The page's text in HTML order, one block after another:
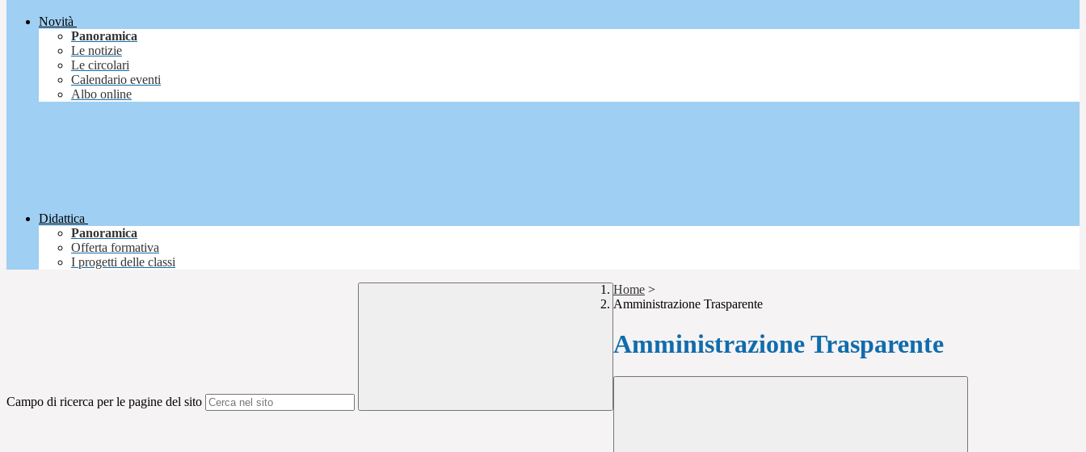
Novità
Panoramica
Le notizie
Le circolari
Calendario eventi
Albo online
Didattica
Panoramica
Offerta formativa
I progetti delle classi
Campo di ricerca per le pagine del sito
Home >
Amministrazione Trasparente
Amministrazione Trasparente